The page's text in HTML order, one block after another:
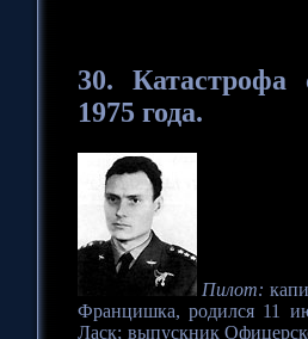
30. Катастрофа
1975 года.
Пилот:
Францишка, родился 11
Ласк; выпускник